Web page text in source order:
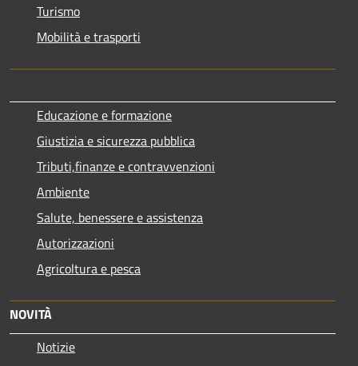
Turismo
Mobilità e trasporti
Educazione e formazione
Giustizia e sicurezza pubblica
Tributi,finanze e contravvenzioni
Ambiente
Salute, benessere e assistenza
Autorizzazioni
Agricoltura e pesca
NOVITÀ
Notizie